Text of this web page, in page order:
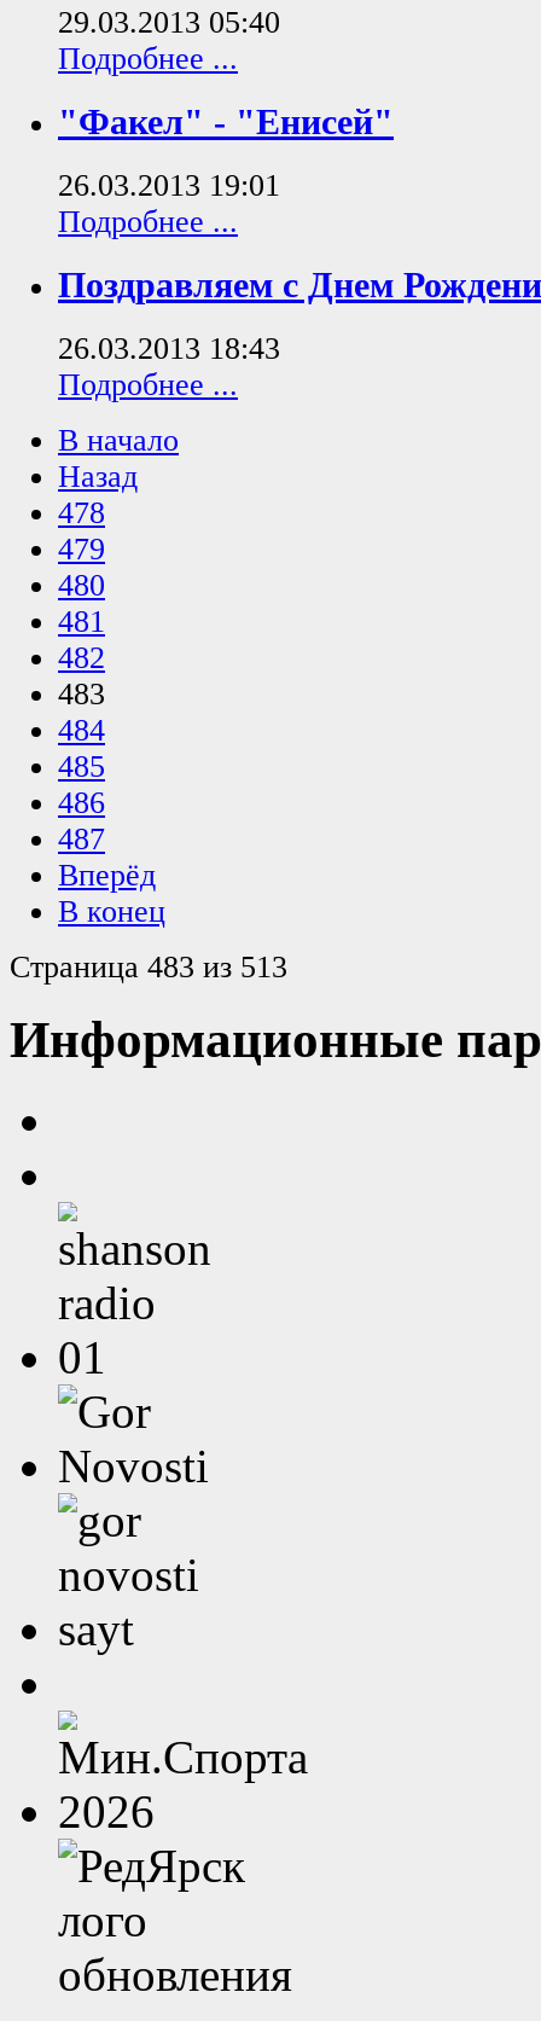
29.03.2013 05:40
Подробнее ...
"Факел" - "Енисей"
26.03.2013 19:01
Подробнее ...
Поздравляем с Днем
26.03.2013 18:43
Подробнее ...
В начало
Назад
478
479
480
481
482
483
484
485
486
487
Вперёд
В конец
Страница 483 из 513
Информационные